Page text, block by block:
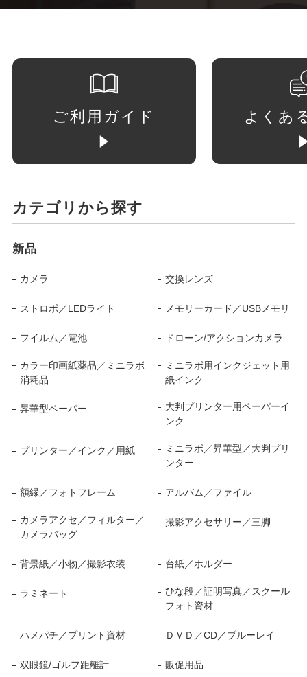
ご利用ガイド よくあ
カテゴリから探す
新品
カメラ 交換レンズ
ストロボ／LEDライト メモリーカード／USBメモリ
フイルム／電池 ドローン/アクションカメラ
カラー印画紙薬品／ミニラボ
消耗品
ミニラボ用インクジェット用
紙インク
昇華型ペーパー
大判プリンター用ペーパーイ
ンク
プリンター／インク／用紙
ミニラボ／昇華型／大判プリ
ンター
額縁／フォトフレーム アルバム／ファイル
カメラアクセ／フィルター／
カメラバッグ
撮影アクセサリー／三脚
背景紙／小物／撮影衣装 台紙／ホルダー
ラミネート
ひな段／証明写真／スクール
フォト資材
ハメパチ／プリント資材 ＤＶＤ／CD／ブルーレイ
双眼鏡/ゴルフ距離計 販促用品